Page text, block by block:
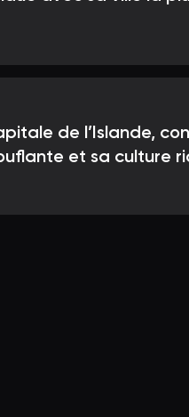
de l’Islande,
et sa culture